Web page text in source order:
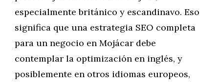
especialmente británico y escandinavo. Eso
significa que una estrategia SEO completa
para un negocio en Mojácar debe
contemplar la optimización en inglés, y
posiblemente en otros idiomas europeos,